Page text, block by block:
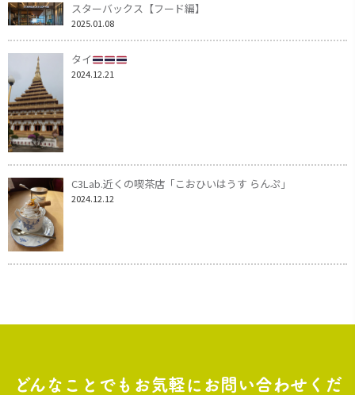
スターバックス【フード編】
2025.01.08
タイ
2024.12.21
C3Lab.近くの喫茶店「こおひいはうす らんぷ」
2024.12.12
どんなことでもお気軽にお問い合わせくだ